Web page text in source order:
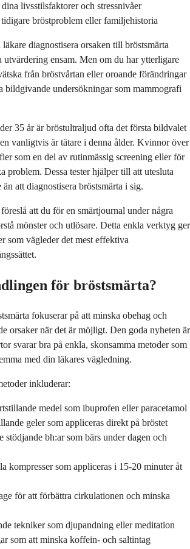
livsstilsfaktorer och stressnivåer
bröstproblem eller familjehistoria
diagnostisera orsaken till bröstsmärta
utvärdering ensam. Men om du har ytterligare
från bröstvårtan eller oroande förändringar
bildgivande undersökningar som mammografi
35 år är bröstultraljud ofta det första bildvalet
vanligtvis är tätare i denna ålder. Kvinnor över
som en del av rutinmässig screening eller för
problem. Dessa tester hjälper till att utesluta
att diagnostisera bröstsmärta i sig.
att du för en smärtjournal under några
mönster och utlösare. Detta enkla verktyg ger
som vägleder det mest effektiva
för bröstsmärta?
fokuserar på att minska obehag och
orsaker när det är möjligt. Den goda nyheten är
svarar bra på enkla, skonsamma metoder som
med din läkares vägledning.
inkluderar:
medel som ibuprofen eller paracetamol
geler som appliceras direkt på bröstet
stödjande bh:ar som bärs under dagen och
kompresser som appliceras i 15-20 minuter åt
för att förbättra cirkulationen och minska
tekniker som djupandning eller meditation
som att minska koffein- och saltintag